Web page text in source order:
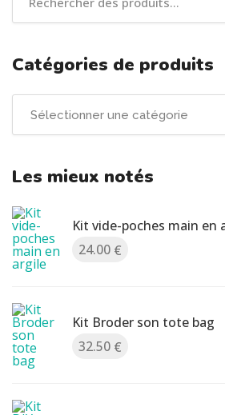
Catégories de produits
Les mieux notés
Kit vide-poches main en
24.00 €
Kit Broder son tote bag
32.50 €